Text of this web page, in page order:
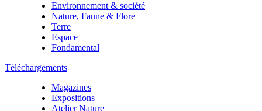
Environnement & société
Nature, Faune & Flore
Terre
Espace
Fondamental
Téléchargements
Magazines
Expositions
Atelier Nature